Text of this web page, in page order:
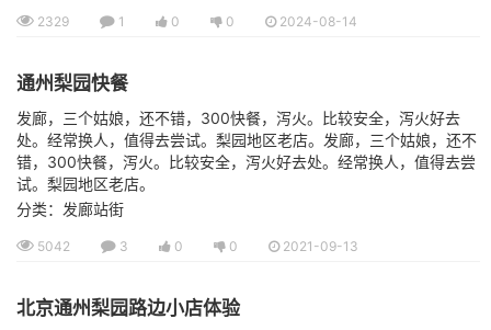
2329 1 0 0 2024-08-14
通州梨园快餐
发廊，三个姑娘，还不错，300快餐，泻火。比较安全，泻火好去
处。经常换人，值得去尝试。梨园地区老店。发廊，三个姑娘，还不
错，300快餐，泻火。比较安全，泻火好去处。经常换人，值得去尝
试。梨园地区老店。
分类：发廊站街
5042 3 0 0 2021-09-13
北京通州梨园路边小店体验